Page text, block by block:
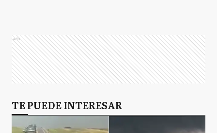
Ads
TE PUEDE INTERESAR